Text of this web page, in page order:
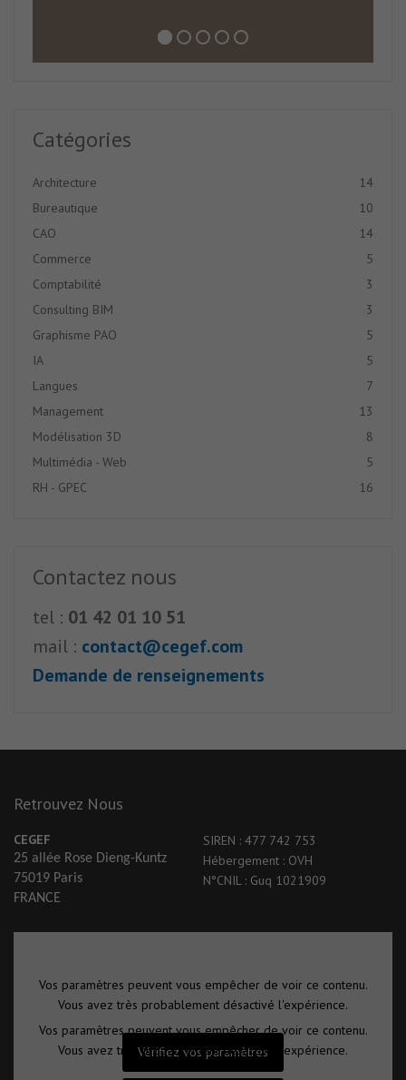
Catégories
Architecture
14
Bureautique
10
CAO
14
Commerce
5
Comptabilité
3
Consulting BIM
3
Graphisme PAO
5
IA
5
Langues
7
Management
13
Modélisation 3D
8
Multimédia - Web
5
RH - GPEC
16
Contactez nous
tel : 01 42 01 10 51
mail : contact@cegef.com
Demande de renseignements
Retrouvez Nous
CEGEF
25 allée Rose Dieng-Kuntz
75019 Paris
FRANCE
SIREN : 477 742 753
Hébergement : OVH
N°CNIL : Guq 1021909
Vos paramètres peuvent vous empêcher de voir ce contenu.
Vous avez très probablement désactivé l'expérience.
Vérifiez vos paramètres
Vos paramètres peuvent vous empêcher de voir ce contenu.
Vous avez très probablement désactivé l'expérience.